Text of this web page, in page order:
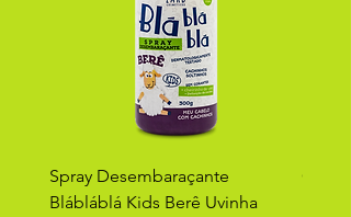
Spray Desembaraçante
Blábláblá Kids Berê Uvinha